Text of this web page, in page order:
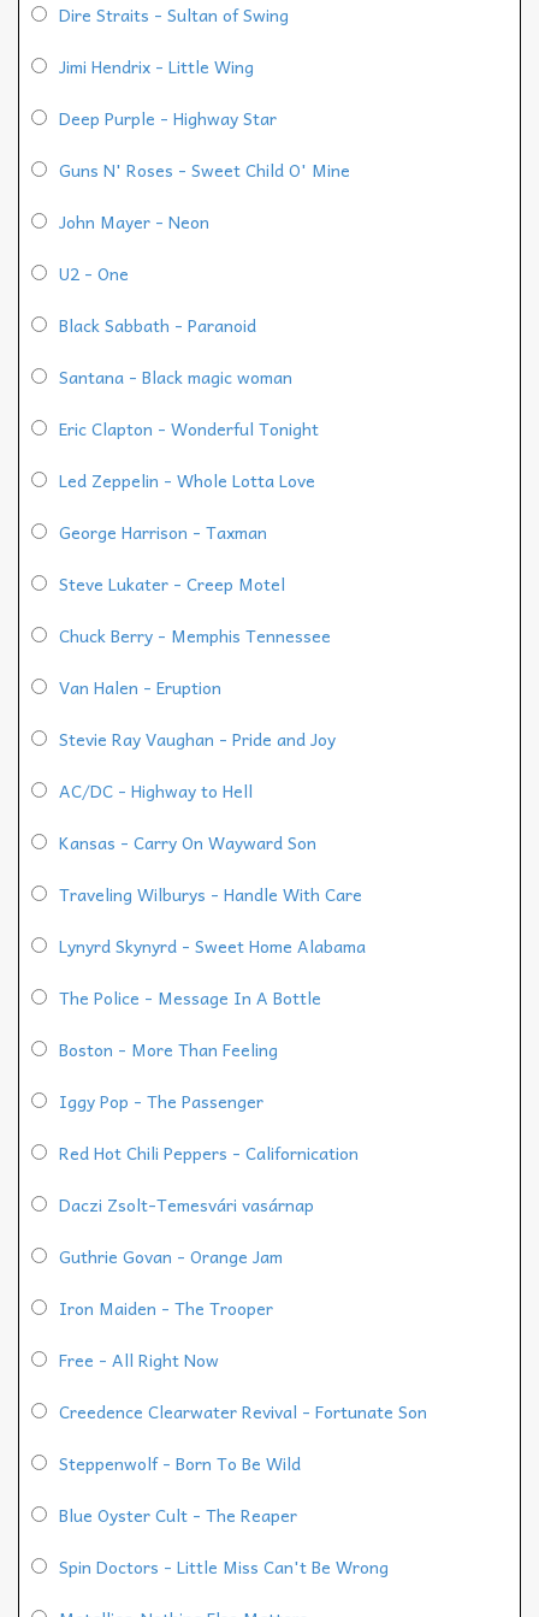
Dire Straits - Sultan of Swing
Jimi Hendrix - Little Wing
Deep Purple - Highway Star
Guns N' Roses - Sweet Child O' Mine
John Mayer - Neon
U2 - One
Black Sabbath - Paranoid
Santana - Black magic woman
Eric Clapton - Wonderful Tonight
Led Zeppelin - Whole Lotta Love
George Harrison - Taxman
Steve Lukater - Creep Motel
Chuck Berry - Memphis Tennessee
Van Halen - Eruption
Stevie Ray Vaughan - Pride and Joy
AC/DC - Highway to Hell
Kansas - Carry On Wayward Son
Traveling Wilburys - Handle With Care
Lynyrd Skynyrd - Sweet Home Alabama
The Police - Message In A Bottle
Boston - More Than Feeling
Iggy Pop - The Passenger
Red Hot Chili Peppers - Californication
Daczi Zsolt-Temesvári vasárnap
Guthrie Govan - Orange Jam
Iron Maiden - The Trooper
Free - All Right Now
Creedence Clearwater Revival - Fortunate Son
Steppenwolf - Born To Be Wild
Blue Oyster Cult - The Reaper
Spin Doctors - Little Miss Can't Be Wrong